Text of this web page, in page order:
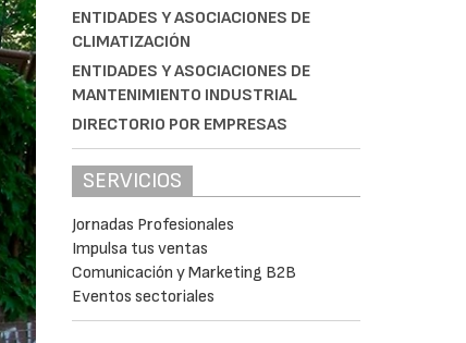
ENTIDADES Y ASOCIACIONES DE
CLIMATIZACIÓN
ENTIDADES Y ASOCIACIONES DE
MANTENIMIENTO INDUSTRIAL
DIRECTORIO POR EMPRESAS
SERVICIOS
Jornadas Profesionales
Impulsa tus ventas
Comunicación y Marketing B2B
Eventos sectoriales